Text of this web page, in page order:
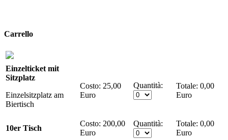
Carrello
Einzelticket mit
Sitzplatz
Einzelsitzplatz am
Biertisch
Costo: 25,00
Euro
Quantità:
0,00
Euro
10er Tisch
Costo: 200,00
Euro
Quantità:
0,00
Euro